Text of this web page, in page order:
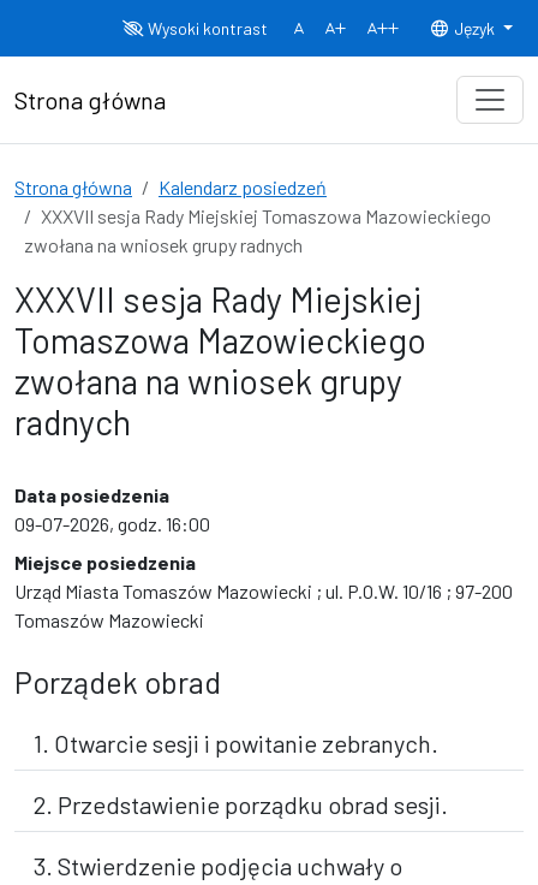
Wysoki kontrast
Normalny rozmiar czcionki
Rozmiar czcionki 150% Rozmiar
Język
Strona główna
Strona główna
Kalendarz posiedzeń
XXXVII sesja Rady Miejskiej Tomaszowa Mazowieckiego
zwołana na wniosek grupy radnych
XXXVII sesja Rady Miejskiej
Tomaszowa Mazowieckiego
zwołana na wniosek grupy
radnych
Data posiedzenia
09-07-2026, godz. 16:00
Miejsce posiedzenia
Urząd Miasta Tomaszów Mazowiecki ; ul. P.O.W. 10/16 ; 97-200
Tomaszów Mazowiecki
Porządek obrad
1. Otwarcie sesji i powitanie zebranych.
2. Przedstawienie porządku obrad sesji.
3. Stwierdzenie podjęcia uchwały o